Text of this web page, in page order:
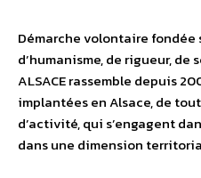
Démarche volontaire fondée
d’humanisme, de rigueur, de
ALSACE rassemble depuis
implantées en Alsace, de
d’activité, qui s’engagent
dans une dimension